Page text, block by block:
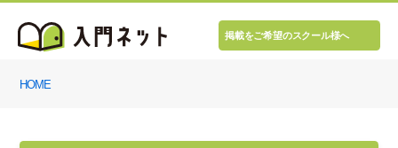
掲載をご希望のスクール様へ
HOME